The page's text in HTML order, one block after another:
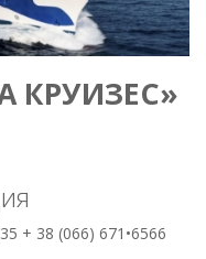
КРУИЗЕС»
+ 38 (066) 671•6566